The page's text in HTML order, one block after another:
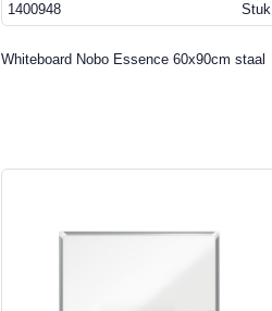
Stuk
1400948
Whiteboard Nobo Essence 60x90cm staal